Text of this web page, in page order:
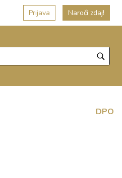
Prijava Naroči zdaj!
DPO